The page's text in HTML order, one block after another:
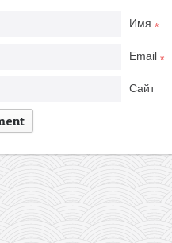
Имя *
Email *
Сайт